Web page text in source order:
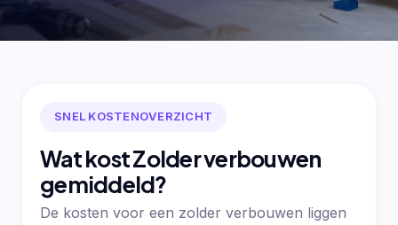
SNEL KOSTENOVERZICHT
Wat kost Zolder verbouwen
gemiddeld?
De kosten voor een zolder verbouwen liggen